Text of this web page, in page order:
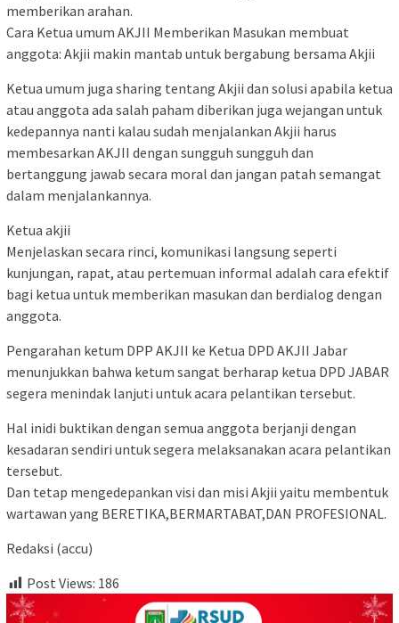
memberikan arahan.
Cara Ketua umum AKJII Memberikan Masukan membuat
anggota: Akjii makin mantab untuk bergabung bersama Akjii
Ketua umum juga sharing tentang Akjii dan solusi apabila ketua
atau anggota ada salah paham diberikan juga wejangan untuk
kedepannya nanti kalau sudah menjalankan Akjii harus
membesarkan AKJII dengan sungguh sungguh dan
bertanggung jawab secara moral dan jangan patah semangat
dalam menjalankannya.
Ketua akjii
Menjelaskan secara rinci, komunikasi langsung seperti
kunjungan, rapat, atau pertemuan informal adalah cara efektif
bagi ketua untuk memberikan masukan dan berdialog dengan
anggota.
Pengarahan ketum DPP AKJII ke Ketua DPD AKJII Jabar
menunjukkan bahwa ketum sangat berharap ketua DPD JABAR
segera menindak lanjuti untuk acara pelantikan tersebut.
Hal inidi buktikan dengan semua anggota berjanji dengan
kesadaran sendiri untuk segera melaksanakan acara pelantikan
tersebut.
Dan tetap mengedepankan visi dan misi Akjii yaitu membentuk
wartawan yang BERETIKA,BERMARTABAT,DAN PROFESIONAL.
Redaksi (accu)
Post Views: 186